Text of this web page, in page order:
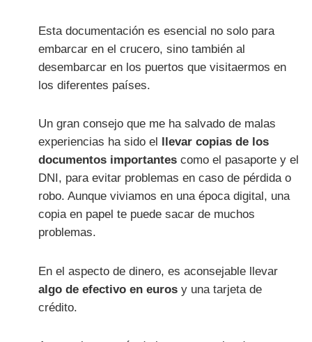
Esta documentación es esencial no solo para
embarcar en el crucero, sino también al
desembarcar en los puertos que visitaermos en
los diferentes países.
Un gran consejo que me ha salvado de malas
experiencias ha sido el
llevar copias de los
documentos importantes como el pasaporte y el
DNI, para evitar problemas en caso de pérdida o
robo. Aunque viviamos en una época digital, una
copia en papel te puede sacar de muchos
problemas.
En el aspecto de dinero, es aconsejable llevar
algo de efectivo en euros y una tarjeta de
crédito.